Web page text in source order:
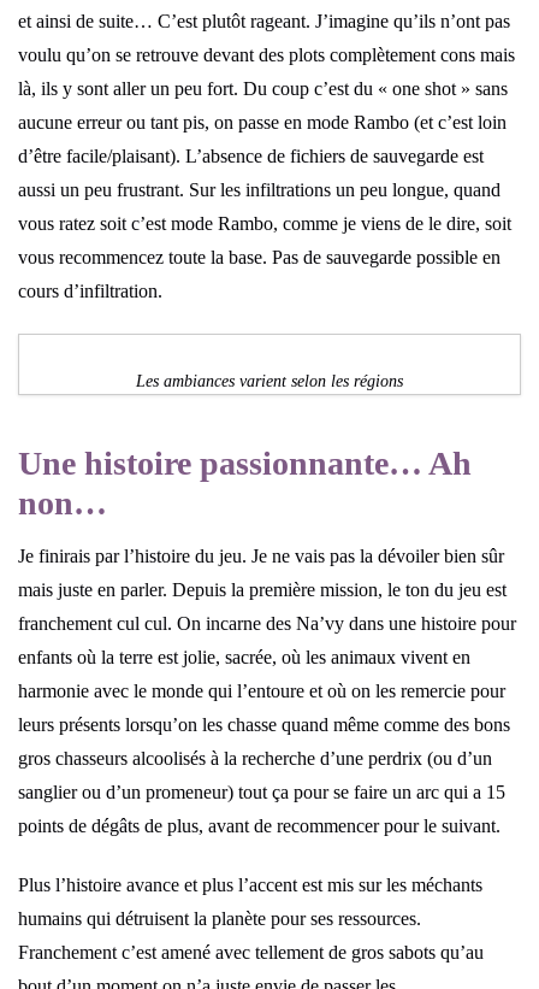
et ainsi de suite… C’est plutôt rageant. J’imagine qu’ils n’ont pas
voulu qu’on se retrouve devant des plots complètement cons mais
là, ils y sont aller un peu fort. Du coup c’est du « one shot » sans
aucune erreur ou tant pis, on passe en mode Rambo (et c’est loin
d’être facile/plaisant). L’absence de fichiers de sauvegarde est
aussi un peu frustrant. Sur les infiltrations un peu longue, quand
vous ratez soit c’est mode Rambo, comme je viens de le dire, soit
vous recommencez toute la base. Pas de sauvegarde possible en
cours d’infiltration.
Les ambiances varient selon les régions
Une histoire passionnante… Ah
non…
Je finirais par l’histoire du jeu. Je ne vais pas la dévoiler bien sûr
mais juste en parler. Depuis la première mission, le ton du jeu est
franchement cul cul. On incarne des Na’vy dans une histoire pour
enfants où la terre est jolie, sacrée, où les animaux vivent en
harmonie avec le monde qui l’entoure et où on les remercie pour
leurs présents lorsqu’on les chasse quand même comme des bons
gros chasseurs alcoolisés à la recherche d’une perdrix (ou d’un
sanglier ou d’un promeneur) tout ça pour se faire un arc qui a 15
points de dégâts de plus, avant de recommencer pour le suivant.
Plus l’histoire avance et plus l’accent est mis sur les méchants
humains qui détruisent la planète pour ses ressources.
Franchement c’est amené avec tellement de gros sabots qu’au